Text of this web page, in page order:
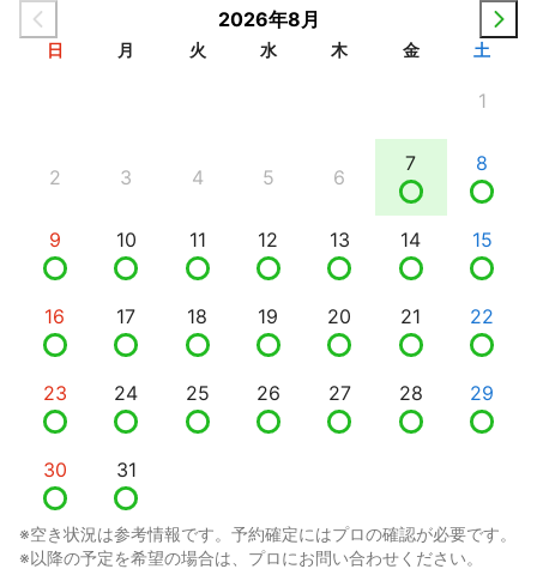
2026年8月
日 月 火 水 木 金 土
1
2 3 4 5 6
7 8
9 10 11 12 13 14 15
16 17 18 19 20 21 22
23 24 25 26 27 28 29
30 31
※空き状況は参考情報です。予約確定にはプロの確認が必要です。
※以降の予定を希望の場合は、プロにお問い合わせください。